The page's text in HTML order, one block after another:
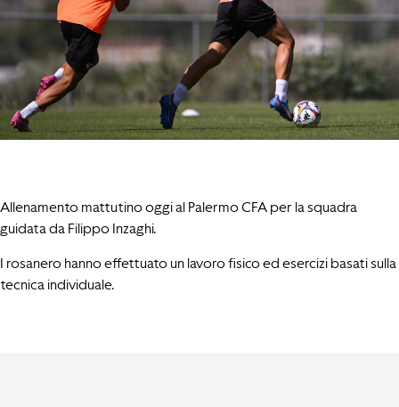
Allenamento mattutino oggi al Palermo CFA per la squadra
guidata da Filippo Inzaghi.
I rosanero hanno effettuato un lavoro fisico ed esercizi basati sulla
tecnica individuale.